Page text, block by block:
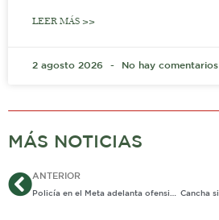
LEER MÁS >>
2 agosto 2026 No hay comentarios
MÁS NOTICIAS
AntANTERIOR
Policía en el Meta adelanta ofensiva contra delitos ambientales